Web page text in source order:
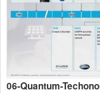
06-Quantum-